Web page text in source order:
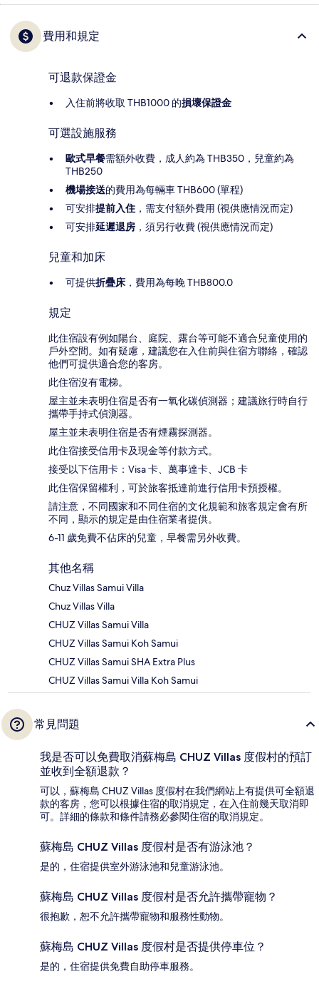
費用和規定
可退款保證金
入住前將收取 THB1000 的損壞保證金
可選設施服務
歐式早餐需額外收費，成人約為 THB350，兒童約為
THB250
機場接送的費用為每輛車 THB600 (單程)
可安排提前入住 ，需支付額外費用 (視供應情況而定)
可安排延遲退房 ，須另行收費 (視供應情況而定)
兒童和加床
可提供折疊床 ，費用為每晚 THB800.0
規定
此住宿設有例如陽台、庭院、露台等可能不適合兒童使用的
戶外空間。如有疑慮，建議您在入住前與住宿方聯絡，確認
他們可提供適合您的客房。
此住宿沒有電梯。
屋主並未表明住宿是否有一氧化碳偵測器；建議旅行時自行
攜帶手持式偵測器。
屋主並未表明住宿是否有煙霧探測器。
此住宿接受信用卡及現金等付款方式。
接受以下信用卡：Visa 卡、萬事達卡、JCB 卡
此住宿保留權利，可於旅客抵達前進行信用卡預授權。
請注意，不同國家和不同住宿的文化規範和旅客規定會有所
不同，顯示的規定是由住宿業者提供。
6-11 歲免費不佔床的兒童，早餐需另外收費。
其他名稱
Chuz Villas Samui Villa
Chuz Villas Villa
CHUZ Villas Samui Villa
CHUZ Villas Samui Koh Samui
CHUZ Villas Samui SHA Extra Plus
CHUZ Villas Samui Villa Koh Samui
常見問題
我是否可以免費取消蘇梅島 CHUZ Villas 度假村的預訂
並收到全額退款？
可以，蘇梅島 CHUZ Villas 度假村在我們網站上有提供可全額退
款的客房，您可以根據住宿的取消規定，在入住前幾天取消即
可。詳細的條款和條件請務必參閱住宿的取消規定。
蘇梅島 CHUZ Villas 度假村是否有游泳池？
是的，住宿提供室外游泳池和兒童游泳池。
蘇梅島 CHUZ Villas 度假村是否允許攜帶寵物？
很抱歉，恕不允許攜帶寵物和服務性動物。
蘇梅島 CHUZ Villas 度假村是否提供停車位？
是的，住宿提供免費自助停車服務。